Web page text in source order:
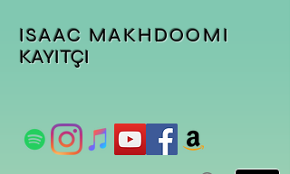
ISAAC MAKHDOOMI
KAYITÇI